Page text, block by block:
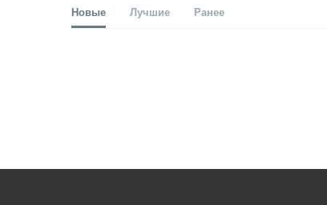
Новые Лучшие Ранее